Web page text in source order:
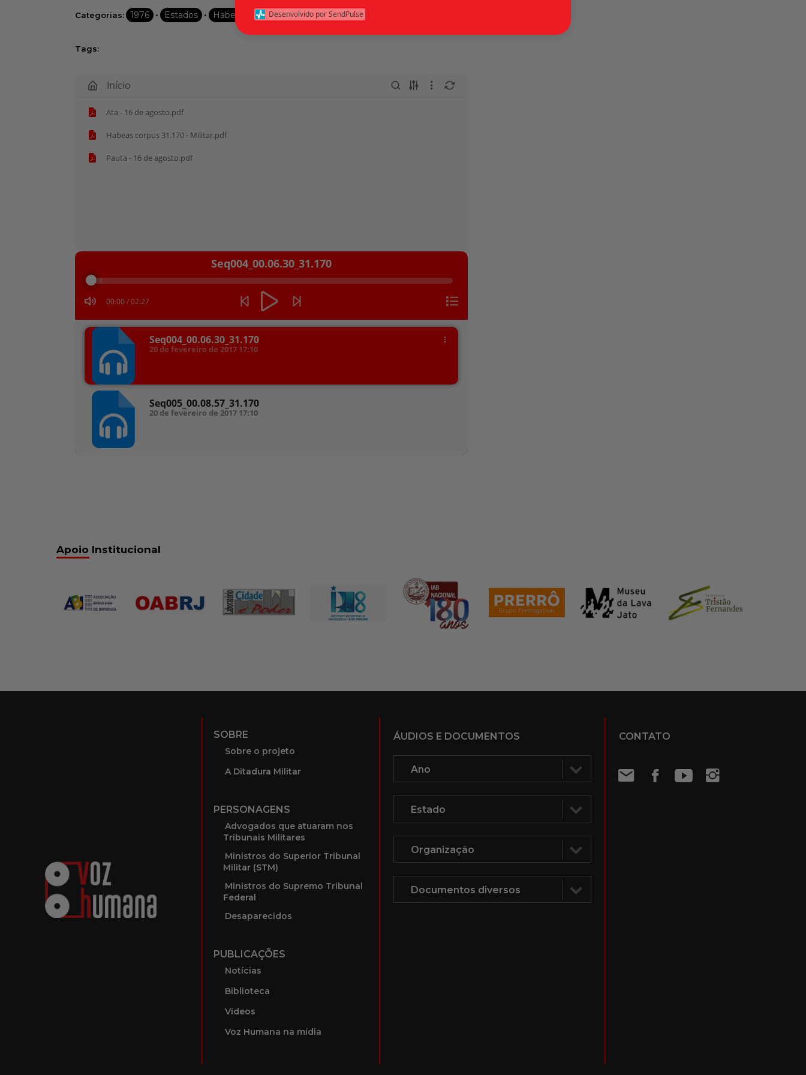
Categorias: 1976 • Estados • Habeas corpus • Rio Grande do Sul (RS)
Tags:
Início
Ata - 16 de agosto.pdf
Habeas corpus 31.170 - Militar.pdf
Pauta - 16 de agosto.pdf
Tocador
áudio
Seq004_00.06.30_31.170
00:00 /02:27
Seq004_00.06.30_31.170
20 de fevereiro de 2017 17:10
Seq005_00.08.57_31.170
20 de fevereiro de 2017 17:10
Apoio Institucional
SOBRE
Sobre o projeto
A Ditadura Militar
PERSONAGENS
Advogados que atuaram nos
Tribunais Militares
Ministros do Superior Tribunal
Militar (STM)
Ministros do Supremo Tribunal
Federal
Desaparecidos
PUBLICAÇÕES
Notícias
Biblioteca
Vídeos
Voz Humana na mídia
ÁUDIOS E DOCUMENTOS CONTATO
Desenvolvido por SendPulse